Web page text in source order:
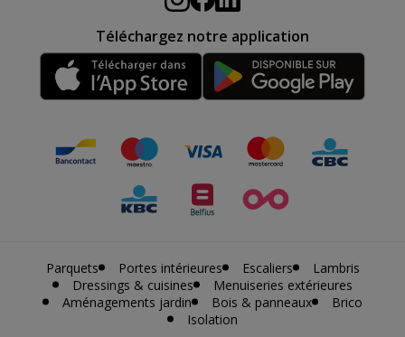
Téléchargez notre application
Parquets Portes intérieures Escaliers
Lambris
Dressings & cuisines
Menuiseries extérieures
Aménagements jardin
Bois & panneaux
Brico
Isolation